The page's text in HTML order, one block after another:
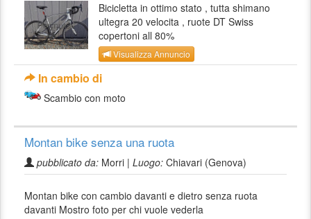
Bicicletta in ottimo stato , tutta shimano
ultegra 20 velocita , ruote DT Swiss
copertoni all 80%
Visualizza Annuncio
In cambio di
Scambio con moto
Montan bike senza una ruota
pubblicato da: Morri | Luogo: Chiavari (Genova)
Montan bike con cambio davanti e dietro senza ruota
davanti Mostro foto per chi vuole vederla